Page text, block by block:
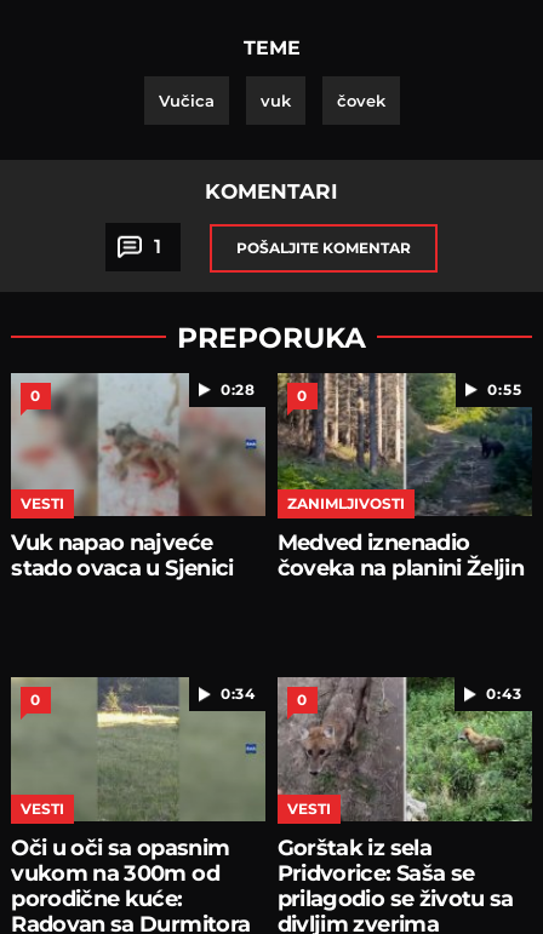
TEME
Vučica vuk čovek
KOMENTARI
1 POŠALJITE KOMENTAR
PREPORUKA
0:28
0
VESTI
Vuk napao najveće
stado ovaca u Sjenici
0:55
0
ZANIMLJIVOSTI
Medved iznenadio
čoveka na planini Željin
0:34
0
VESTI
Oči u oči sa opasnim
vukom na 300m od
porodične kuće:
Radovan sa Durmitora
0:43
0
VESTI
Gorštak iz sela
Pridvorice: Saša se
prilagodio se životu sa
divljim zverima